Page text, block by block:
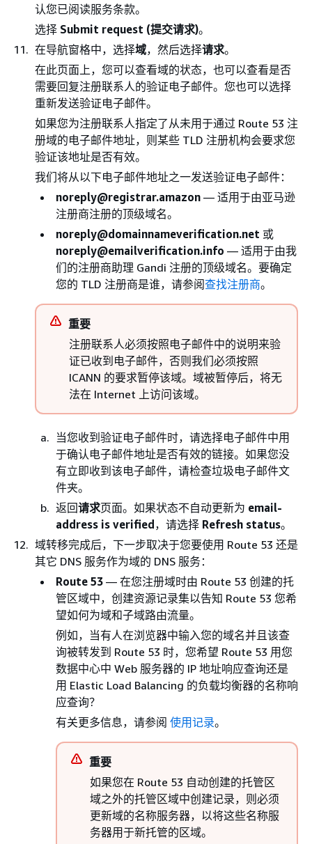
认您已阅读服务条款。
选择 Submit request (提交请求)。
在导航窗格中，选择域，然后选择请求。
在此页面上，您可以查看域的状态，也可以查看是否
需要回复注册联系人的验证电子邮件。您也可以选择
重新发送验证电子邮件。
如果您为注册联系人指定了从未用于通过 Route 53 注
册域的电子邮件地址，则某些 TLD 注册机构会要求您
验证该地址是否有效。
我们将从以下电子邮件地址之一发送验证电子邮件：
noreply@registrar.amazon — 适用于由亚马逊
注册商注册的顶级域名。
noreply@domainnameverification.net 或
noreply@emailverification.info — 适用于由我
们的注册商助理 Gandi 注册的顶级域名。要确定
您的 TLD 注册商是谁，请参阅查找注册商。
重要
注册联系人必须按照电子邮件中的说明来验
证已收到电子邮件，否则我们必须按照
ICANN 的要求暂停该域。域被暂停后，将无
法在 Internet 上访问该域。
当您收到验证电子邮件时，请选择电子邮件中用
于确认电子邮件地址是否有效的链接。如果您没
有立即收到该电子邮件，请检查垃圾电子邮件文
件夹。
返回请求页面。如果状态不自动更新为 email-
address is verified ，请选择 Refresh status。
域转移完成后，下一步取决于您要使用 Route 53 还是
其它 DNS 服务作为域的 DNS 服务：
Route 53 — 在您注册域时由 Route 53 创建的托
管区域中，创建资源记录集以告知 Route 53 您希
望如何为域和子域路由流量。
例如，当有人在浏览器中输入您的域名并且该查
询被转发到 Route 53 时，您希望 Route 53 用您
数据中心中 Web 服务器的 IP 地址响应查询还是
用 Elastic Load Balancing 的负载均衡器的名称响
应查询？
有关更多信息，请参阅 使用记录。
重要
如果您在 Route 53 自动创建的托管区
域之外的托管区域中创建记录，则必须
更新域的名称服务器，以将这些名称服
务器用于新托管的区域。